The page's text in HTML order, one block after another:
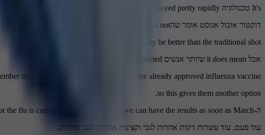
It's טכנולוגיה that can't be deployed pretty rapidly.
דוקטור אובול אגוסט אומר שהMrna flu vaccine would not
necessarily be better than the traditional shot,
אבל it does mean שיותר אנשים would be protected.
that some individuals do not tolerate the already approved influenza vaccine,
so this gives them another option.
ה-Mrna vaccine for the flu is currently being studied and we can have the results as soon as March.
עוד פעם, עוד עשרות דקות אחרות לגבי וקצינות אחרות לגבי אחרות,